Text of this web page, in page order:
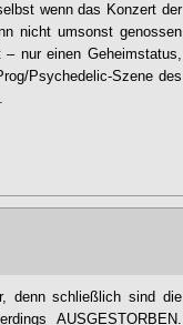
wenn das Konzert der
nicht umsonst genossen
nur einen Geheimstatus,
Psychedelic-Szene des
denn schließlich sind die
AUSGESTORBEN.